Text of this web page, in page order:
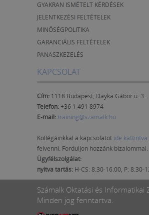
GYAKRAN ISMÉTELT KÉRDÉSEK
JELENTKEZÉSI FELTÉTELEK
MINŐSÉGPOLITIKA
GARANCIÁLIS FELTÉTELEK
PANASZKEZELÉS
KAPCSOLAT
Cím: 1118 Budapest, Dayka Gábor u. 3.
Telefon:+36 1 491 8974
E-mail:training@szamalk.hu
Kollégáinkkal a kapcsolatot ide kattintva
felvenni. Forduljon hozzánk bizalommal.
Ügyfélszolgálat:
nyitva tartás: H-CS: 8:30-16:00, P: 8:30-
Számalk Oktatási és
Minden jog fenntartva.